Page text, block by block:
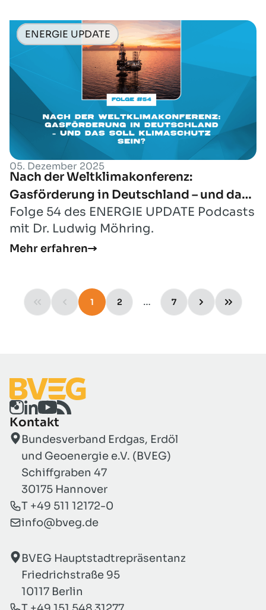
ENERGIE UPDATE
05. Dezember 2025
Nach der Weltklimakonferenz:
Gasförderung in Deutschland – und das
soll Klimaschutz sein?
Folge 54 des ENERGIE UPDATE Podcasts
mit Dr. Ludwig Möhring.
Mehr erfahren
1 2 … 7
Kontakt
Bundesverband Erdgas, Erdöl
und Geoenergie e.V. (BVEG)
Schiffgraben 47
30175 Hannover
T +49 511 12172-0
info@bveg.de
BVEG Hauptstadtrepräsentanz
Friedrichstraße 95
10117 Berlin